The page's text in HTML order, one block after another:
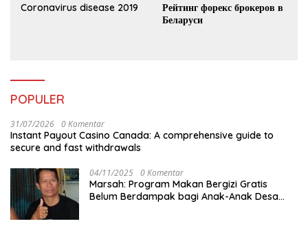
Coronavirus disease 2019
Рейтинг форекс брокеров в
Беларуси
POPULER
31/07/2026 0 Komentar
Instant Payout Casino Canada: A comprehensive guide to
secure and fast withdrawals
04/11/2025 0 Komentar
Marsah: Program Makan Bergizi Gratis
Belum Berdampak bagi Anak-Anak Desa